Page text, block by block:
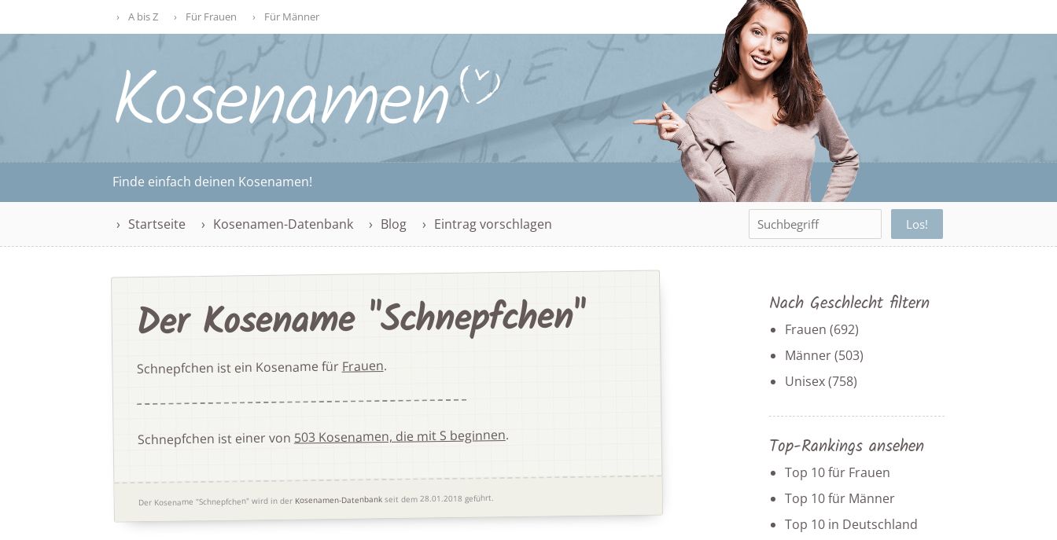
A bis Z Für Frauen Für Männer
Finde einfach deinen Kosenamen!
Startseite Kosenamen-Datenbank Blog Eintrag vorschlagen
Der Kosename "Schnepfchen"
Schnepfchen ist ein Kosename fürFrauen.
Schnepfchen ist einer von503 Kosenamen, die mit S beginnen.
Der Kosename "Schnepfchen" wird in der Kosenamen-Datenbankseit dem 28.01.2018 geführt.
Nach Geschlecht filtern
Frauen (692)
Männer(503)
Unisex(758)
Top-Rankings ansehen
Top 10 für Frauen
Top 10 für Männer
Top 10 in Deutschland